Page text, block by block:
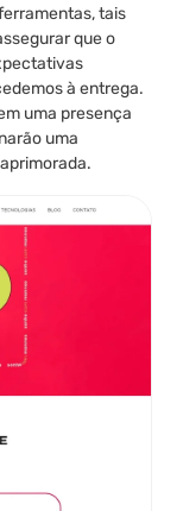
tais
que o
à entrega.
uma presença
uma